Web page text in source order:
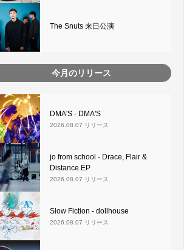
The Snuts 来日公演
今月のリリース
DMA'S - DMA'S
2026.08.07 リリース
jo from school - Drace, Flair &
Distance EP
2026.08.07 リリース
Slow Fiction - dollhouse
2026.08.07 リリース